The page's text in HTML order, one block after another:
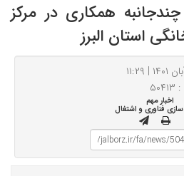
همکاری در مرکز
استان البرز
اخبار مهم
فناوری و اشتغال